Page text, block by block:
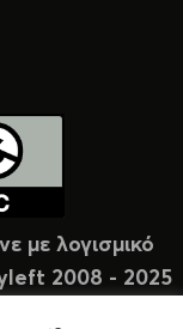
με λογισμικό
2008 - 2025